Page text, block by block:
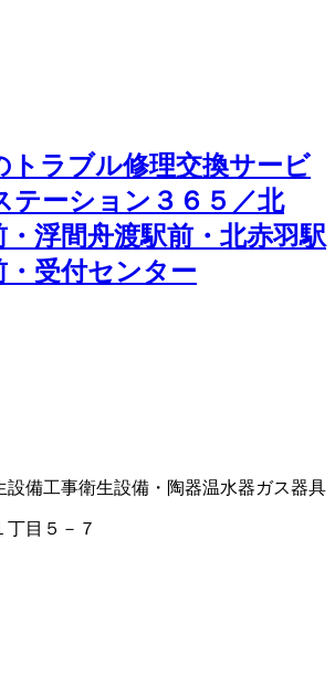
トラブル修理交換サービ
テーション３６５／北
・浮間舟渡駅前・北赤羽駅
・受付センター
設備工事衛生設備・陶器温水器ガス器具
丁目５－７